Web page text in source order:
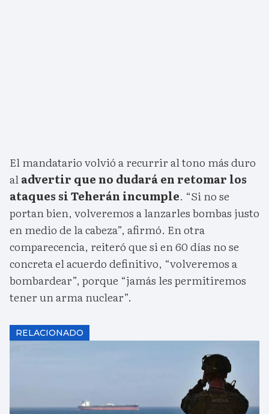
El mandatario volvió a recurrir al tono más duro
aladvertir que no dudará en retomar los
ataques si Teherán incumple. “Si no se
portan bien, volveremos a lanzarles bombas justo
en medio de la cabeza”, afirmó. En otra
comparecencia, reiteró que si en 60 días no se
concreta el acuerdo definitivo, “volveremos a
bombardear”, porque “jamás les permitiremos
tener un arma nuclear”.
RELACIONADO